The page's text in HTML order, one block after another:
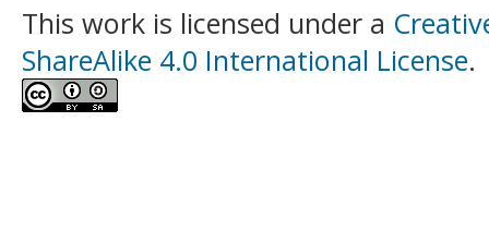
This work is licensed under a
ShareAlike 4.0 International License.